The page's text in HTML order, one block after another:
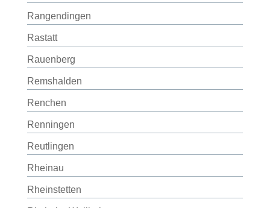
Rangendingen
Rastatt
Rauenberg
Remshalden
Renchen
Renningen
Reutlingen
Rheinau
Rheinstetten